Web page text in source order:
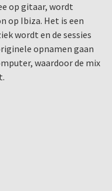
op gitaar, wordt
op Ibiza. Het is een
wordt en de sessies
opnamen gaan
waardoor de mix